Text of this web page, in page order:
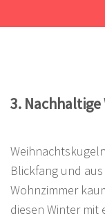
3.
Blickfang und
Wohnzimmer
diesen Winter mit